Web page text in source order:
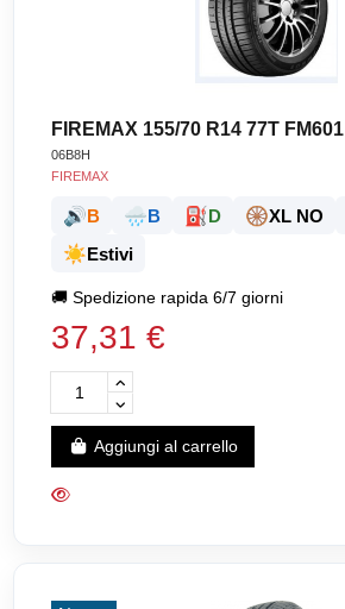
FIREMAX 155/70 R14 77T FM601
06B8H
FIREMAX
🔊B 🌧️B ⛽D 🛞XL NO
☀️Estivi
🚚Spedizione rapida 6/7 giorni
37,31 €
Aggiungi al carrello